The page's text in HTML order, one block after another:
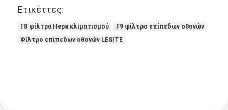
Ετικέττες:
F8 φίλτρα Hepa κλιματισμού
F9 φίλτρο επίπεδων οθονών
Φίλτρο επίπεδων οθονών LESITE